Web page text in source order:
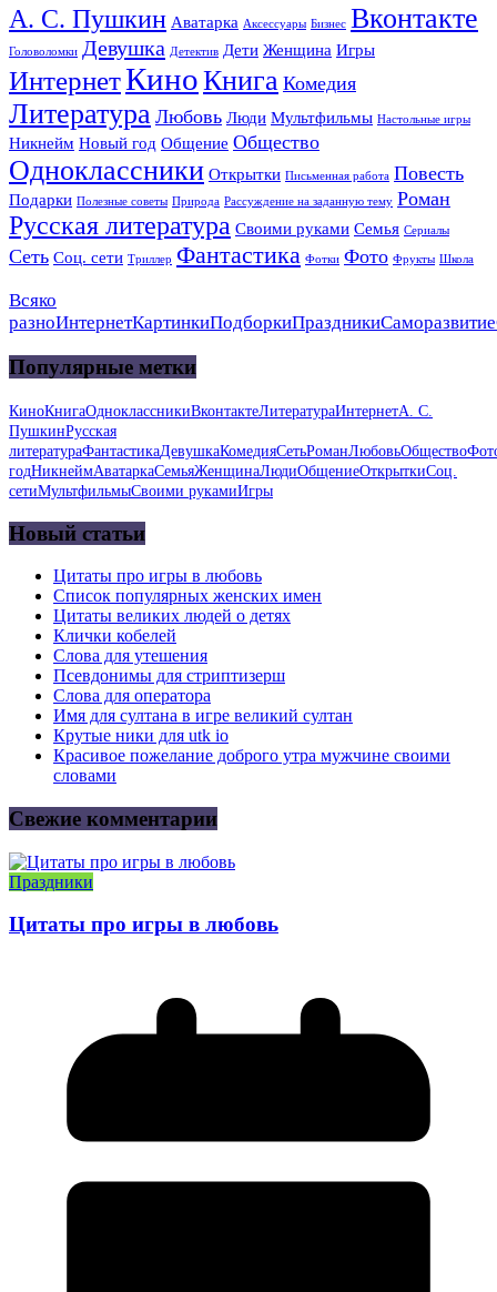
А. С. Пушкин Аватарка Аксессуары Бизнес Вконтакте
Головоломки Девушка Детектив Дети Женщина Игры
ИнтернетКиноКнига Комедия
Литература Любовь Люди Мультфильмы Настольные игры
Никнейм Новый год Общение Общество
Одноклассники Открытки Письменная работа Повесть
Подарки Полезные советы Природа Рассуждение на заданную тему Роман
Русская литература Своими руками Семья Сериалы
Сеть Соц. сети Триллер Фантастика Фотки Фото Фрукты Школа
Всяко
разноИнтернетКартинкиПодборкиПраздникиСаморазвитие
Популярные метки
КиноКнигаОдноклассникиВконтактеЛитератураИнтернетА. С.
ПушкинРусская
литератураФантастикаДевушкаКомедияСетьРоманЛюбовьОбщество
годНикнеймАватаркаСемьяЖенщинаЛюдиОбщениеОткрыткиСоц.
сетиМультфильмыСвоими рукамиИгры
Новый статьи
Цитаты про игры в любовь
Список популярных женских имен
Цитаты великих людей о детях
Клички кобелей
Слова для утешения
Псевдонимы для стриптизерш
Слова для оператора
Имя для султана в игре великий султан
Крутые ники для utk io
Красивое пожелание доброго утра мужчине своими
словами
Свежие комментарии
Праздники
Цитаты про игры в любовь